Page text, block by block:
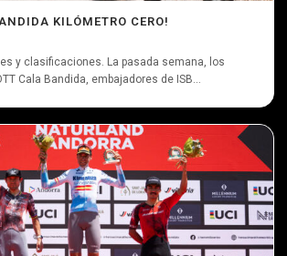
KILÓMETRO CERO!
y clasificaciones. La pasada semana, los
Cala Bandida, embajadores de ISB...